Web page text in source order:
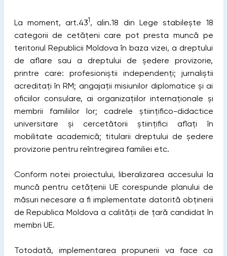
La moment, art.431 , alin.18 din Lege stabilește 18
categorii de cetățeni care pot presta muncă pe
teritoriul Republicii Moldova în baza vizei, a dreptului
de aflare sau a dreptului de ședere provizorie,
printre care: profesioniștii independenți; jurnaliştii
acreditaţi în RM; angajații misiunilor diplomatice şi ai
oficiilor consulare, ai organizaţiilor internaţionale și
membrii familiilor lor; cadrele științifico-didactice
universitare și cercetătorii științifici aflați în
mobilitate academică; titularii dreptului de şedere
provizorie pentru reîntregirea familiei etc.
Conform notei proiectului, liberalizarea accesului la
muncă pentru cetățenii UE corespunde planului de
măsuri necesare a fi implementate datorită obținerii
de Republica Moldova a calității de țară candidat în
membri UE.
Totodată, implementarea propunerii va face ca